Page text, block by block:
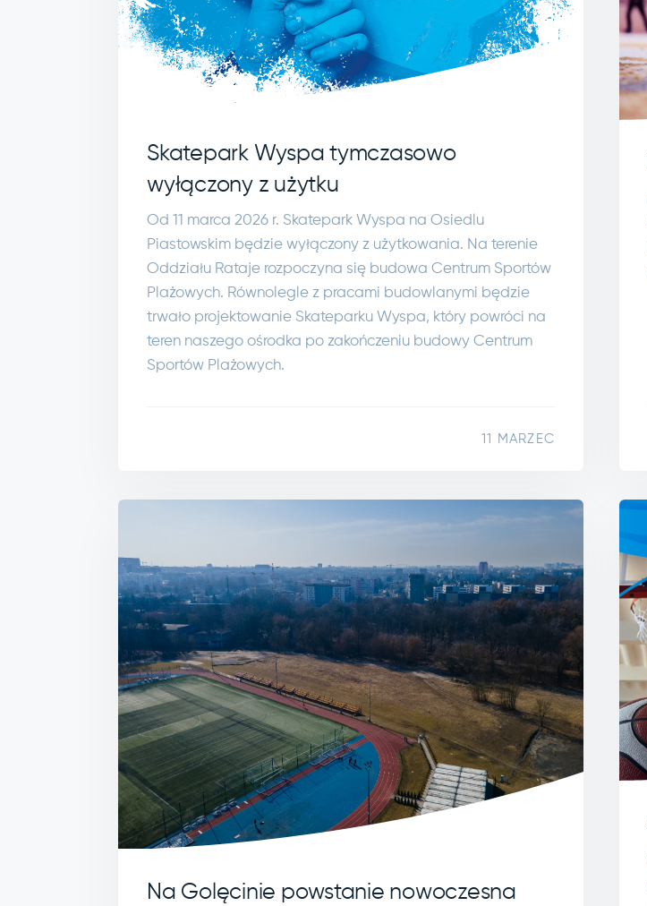
Skatepark Wyspa tymczasowo
wyłączony z użytku
Od 11 marca 2026 r. Skatepark Wyspa na Osiedlu
Piastowskim będzie wyłączony z użytkowania. Na terenie
Oddziału Rataje rozpoczyna się budowa Centrum Sportów
Plażowych. Równolegle z pracami budowlanymi będzie
trwało projektowanie Skateparku Wyspa, który powróci na
teren naszego ośrodka po zakończeniu budowy Centrum
Sportów Plażowych.
11 MARZEC
Na Golęcinie powstanie nowoczesna